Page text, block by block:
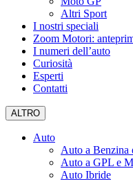
Altri Sport
I nostri speciali
Zoom Motori:
I numeri dell’auto
Curiosità
Esperti
Contatti
ALTRO
Auto
Auto a Benzina
Auto a GPL e
Auto Ibride